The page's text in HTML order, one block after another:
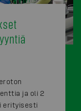
ja oli 2
erityisesti